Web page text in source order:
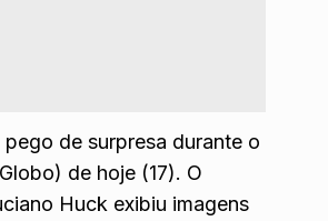
pego de surpresa durante o
de hoje (17). O
Huck exibiu imagens